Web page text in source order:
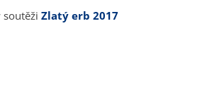
soutěži Zlatý erb 2017